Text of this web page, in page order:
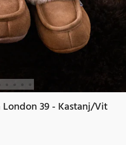
39 - Kastanj/Vit